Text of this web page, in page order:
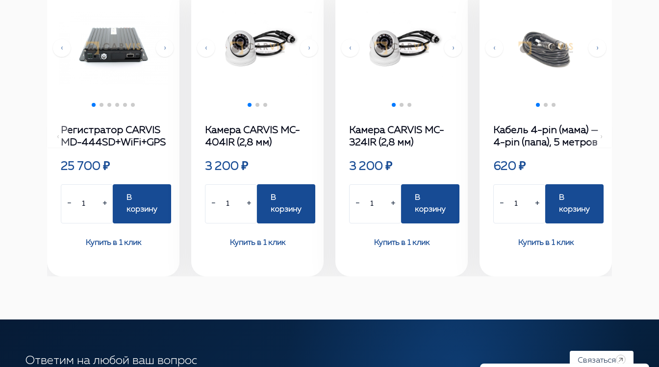
‹ ›
Регистратор CARVIS
MD-444SD+WiFi+GPS
25 700 ₽
− +
В
корзину
Купить в 1 клик
‹ ›
Камера CARVIS MC-
404IR (2,8 мм)
3 200 ₽
− +
В
корзину
Купить в 1 клик
‹ ›
Камера CARVIS MC-
324IR (2,8 мм)
3 200 ₽
− +
В
корзину
Купить в 1 клик
‹ ›
Кабель 4-pin (мама) —
4-pin (папа), 5 метров
620 ₽
− +
В
корзину
Купить в 1 клик
‹ ›
Ответим на любой ваш вопрос Связаться